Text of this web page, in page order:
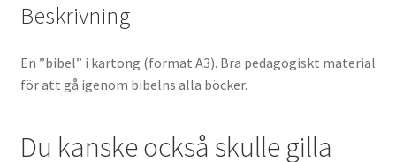
Beskrivning
En ”bibel” i kartong (format A3). Bra pedagogiskt material
för att gå igenom bibelns alla böcker.
Du kanske också skulle gilla